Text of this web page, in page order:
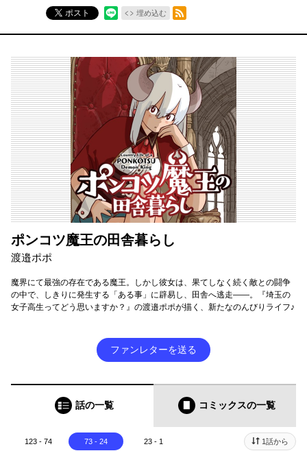
ポスト 埋め込む
RSSフィード
ポンコツ魔王の田舎暮らし
渡邉ポポ
魔界にて最強の存在である魔王。しかし彼女は、果てしなく続く敵との闘争
の中で、しきりに発生する「ある事」に辟易し、田舎へ逃走――。『埼玉の
女子高生ってどう思いますか？』の渡邉ポポが描く、新たなのんびりライフ♪
ファンレターを送る
話の一覧 コミックスの一覧
123 - 74 73 - 24 23 - 1 1話から